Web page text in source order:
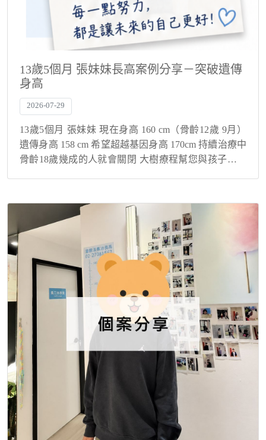
13歲5個月 張妹妹長高案例分享－突破遺傳
身高
2026-07-29
13歲5個月 張妹妹 現在身高 160 cm（骨齡12歲 9月）
遺傳身高 158 cm 希望超越基因身高 170cm 持續治療中
骨齡18歲幾成的人就會關閉 大樹療程幫您與孩子解決